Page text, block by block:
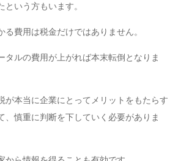
いう方もいます。
る費用は税金だけではありません。
タルの費用が上がれば本末転倒となりま
が本当に企業にとってメリットをもたらす
、慎重に判断を下していく必要がありま